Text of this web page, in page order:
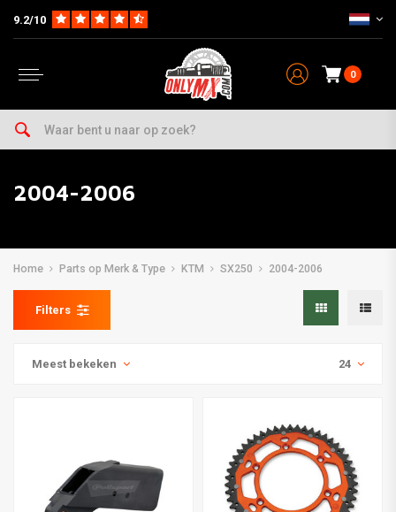
9.2/10
0
2004-2006
Home Parts op Merk & Type KTM SX250 2004-2006
Filters
Meest bekeken 24